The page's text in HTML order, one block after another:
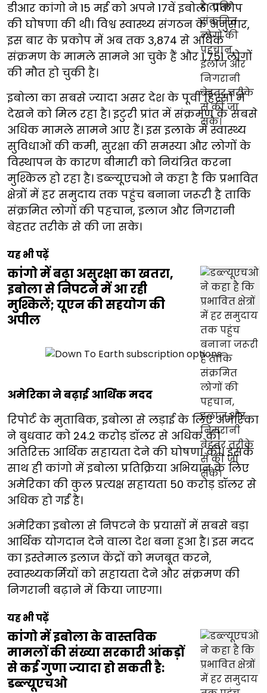
डीआर कांगो ने 15 मई को अपने 17वें इबोला प्रकोप
की घोषणा की थी। विश्व स्वास्थ्य संगठन के अनुसार,
इस बार के प्रकोप में अब तक 3,874 से अधिक
संक्रमण के मामले सामने आ चुके हैं और 1,751 लोगों
की मौत हो चुकी है।
इबोला का सबसे ज्यादा असर देश के पूर्वी हिस्सों में
देखने को मिल रहा है। इटुरी प्रांत में संक्रमण के सबसे
अधिक मामले सामने आए हैं। इस इलाके में स्वास्थ्य
सुविधाओं की कमी, सुरक्षा की समस्या और लोगों के
विस्थापन के कारण बीमारी को नियंत्रित करना
मुश्किल हो रहा है। डब्ल्यूएचओ ने कहा है कि प्रभावित
क्षेत्रों में हर समुदाय तक पहुंच बनाना जरूरी है ताकि
संक्रमित लोगों की पहचान, इलाज और निगरानी
बेहतर तरीके से की जा सके।
यह भी पढ़ें
कांगो में बढ़ा असुरक्षा का खतरा,
इबोला से निपटने में आ रही
मुश्किलें; यूएन की सहयोग की
अपील
अमेरिका ने बढ़ाई आर्थिक मदद
रिपोर्ट के मुताबिक, इबोला से लड़ाई के लिए अमेरिका
ने बुधवार को 24.2 करोड़ डॉलर से अधिक की
अतिरिक्त आर्थिक सहायता देने की घोषणा की। इसके
साथ ही कांगो में इबोला प्रतिक्रिया अभियान के लिए
अमेरिका की कुल प्रत्यक्ष सहायता 50 करोड़ डॉलर से
अधिक हो गई है।
अमेरिका इबोला से निपटने के प्रयासों में सबसे बड़ा
आर्थिक योगदान देने वाला देश बना हुआ है। इस मदद
का इस्तेमाल इलाज केंद्रों को मजबूत करने,
स्वास्थ्यकर्मियों को सहायता देने और संक्रमण की
निगरानी बढ़ाने में किया जाएगा।
यह भी पढ़ें
कांगो में इबोला के वास्तविक
मामलों की संख्या सरकारी आंकड़ों
से कई गुणा ज्यादा हो सकती है:
डब्ल्यूएचओ